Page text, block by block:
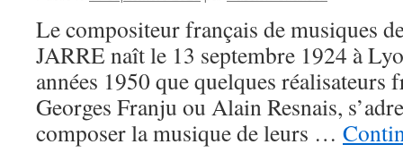
Le compositeur français de musiques
JARRE naît le 13 septembre 1924 à
années 1950 que quelques réalisateurs
Georges Franju ou Alain Resnais,
composer la musique de leurs …